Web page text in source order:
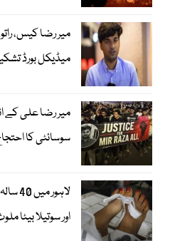
میر رضا کیس،
میڈیکل بورڈ
میر رضا علی کے
سوسائٹی کا
اور سوتیلا بیٹا